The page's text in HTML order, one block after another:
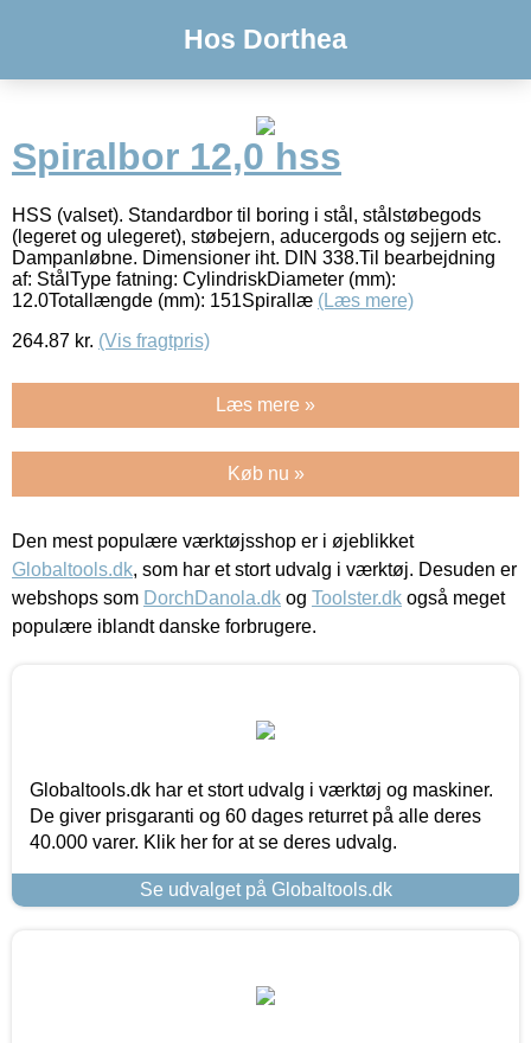
Hos Dorthea
Spiralbor 12,0 hss
HSS (valset). Standardbor til boring i stål, stålstøbegods
(legeret og ulegeret), støbejern, aducergods og sejjern etc.
Dampanløbne. Dimensioner iht. DIN 338.Til bearbejdning
af: StålType fatning: CylindriskDiameter (mm):
12.0Totallængde (mm): 151Spirallæ (Læs mere)
264.87 kr. (Vis fragtpris)
Læs mere »
Køb nu »
Den mest populære værktøjsshop er i øjeblikket
Globaltools.dk, som har et stort udvalg i værktøj. Desuden er
webshops som DorchDanola.dk og Toolster.dk også meget
populære iblandt danske forbrugere.
Globaltools.dk har et stort udvalg i værktøj og maskiner.
De giver prisgaranti og 60 dages returret på alle deres
40.000 varer. Klik her for at se deres udvalg.
Se udvalget på Globaltools.dk